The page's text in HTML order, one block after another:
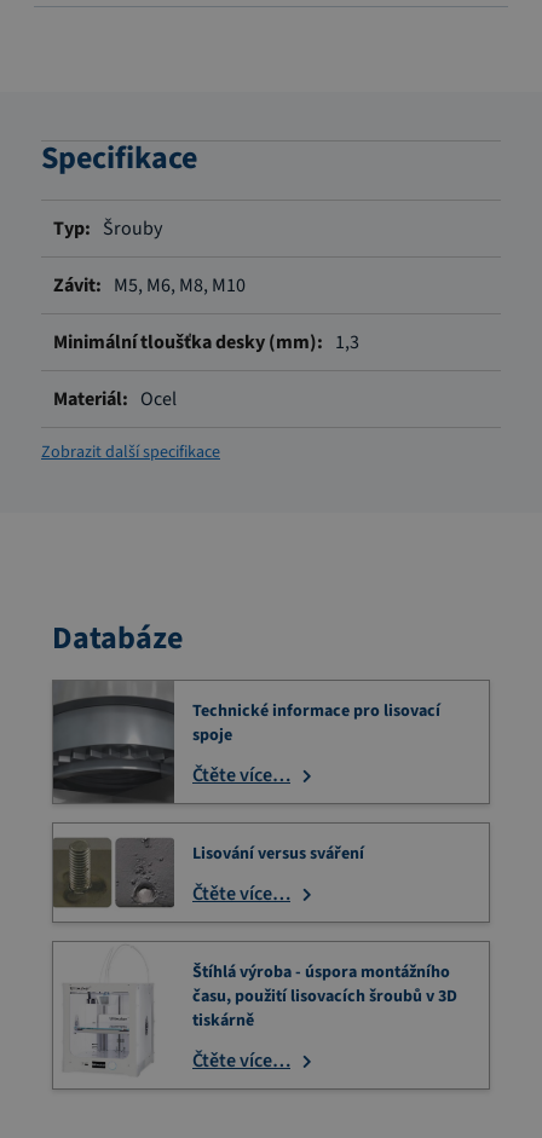
Specifikace
informacíŠrouby
M5, M6, M8, M10
1,3
Ocel
Zobrazit další specifikace
Databáze
Technické informace pro lisovací
spoje
Čtěte více…
Lisování versus sváření
Čtěte více…
Štíhlá výroba - úspora montážního
času, použití lisovacích šroubů v 3D
tiskárně
Čtěte více…